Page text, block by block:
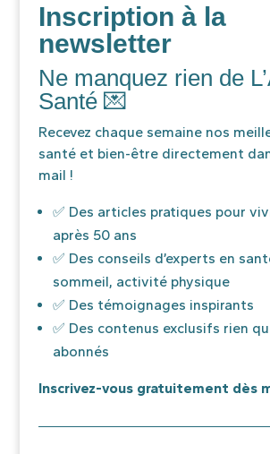
Inscription à la
newsletter
Ne manquez rien de
Santé 💌
Recevez chaque semaine nos
santé et bien-être directement
mail !
✅ Des articles pratiques pour
après 50 ans
✅ Des conseils d’experts en
sommeil, activité physique
✅ Des témoignages inspirants
✅ Des contenus exclusifs rien
abonnés
Inscrivez-vous gratuitement dès